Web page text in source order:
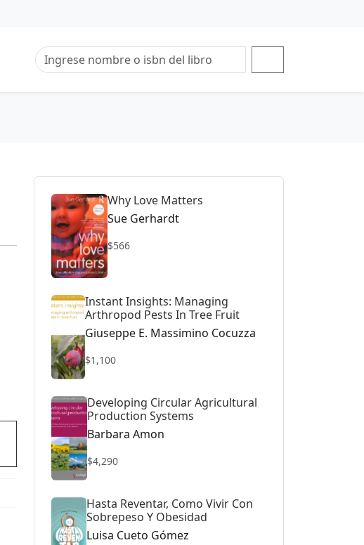
Why Love Matters
Sue Gerhardt
$566
Instant Insights: Managing
Arthropod Pests In Tree Fruit
Giuseppe E. Massimino Cocuzza
$1,100
Developing Circular Agricultural
Production Systems
Barbara Amon
$4,290
Hasta Reventar, Como Vivir Con
Sobrepeso Y Obesidad
Luisa Cueto Gómez